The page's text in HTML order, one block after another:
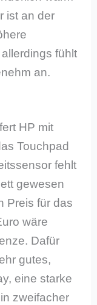
ist an der
fühlt
an.
HP mit
Touchpad
fehlt
gewesen
Preis für das
wäre
Dafür
gutes,
eine starke
zweifacher